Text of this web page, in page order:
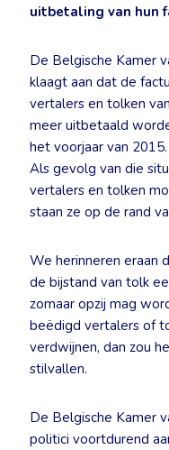
uitbetaling van hun
De Belgische Kamer
klaagt aan dat de
vertalers en tolken
meer uitbetaald
het voorjaar van 2015.
Als gevolg van die
vertalers en tolken
staan ze op de rand
We herinneren eraan
de bijstand van tolk
zomaar opzij mag
beëdigd vertalers of
verdwijnen, dan zou
stilvallen.
De Belgische Kamer
politici voortdurend